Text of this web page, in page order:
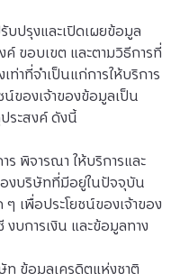
บปรุงและเปิดเผยข้อมูล
ขอบเขต และตามวิธีการที่
ท่าที่จำเป็นแก่การให้บริการ
ของเจ้าของข้อมูลเป็น
ระสงค์ ดังนี้
ร พิจารณา ให้บริการและ
องบริษัทที่มีอยู่ในปัจจุบัน
เพื่อประโยชน์ของเจ้าของ
บการเงิน และข้อมูลทาง
ข้อมูลเครดิตแห่งชาติ